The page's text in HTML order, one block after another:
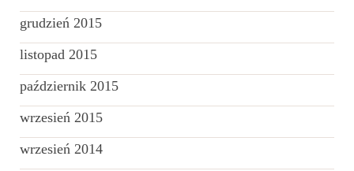
grudzień 2015
listopad 2015
październik 2015
wrzesień 2015
wrzesień 2014